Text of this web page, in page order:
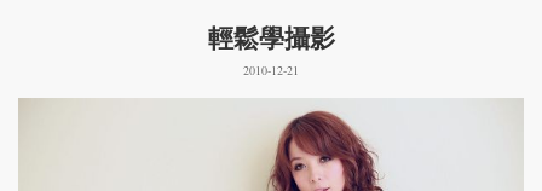
輕鬆學攝影
2010-12-21